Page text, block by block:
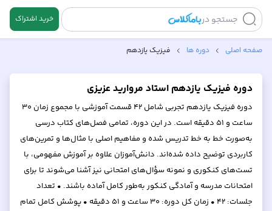
جستجو در خرید اشتراک
صفحه اصلی دوره ها فیزیک یازدهم
دوره فیزیک یازدهم استاد مروارید عزیزی
دوره فیزیک یازدهم تجربی شامل ۴۲ قسمت آموزشی با مجموع زمان ۳۰
ساعت و ۵۱ دقیقه است. در این دوره، تمامی فصل‌های کتاب درسی
به‌صورت خط به خط تدریس شده و مفاهیم اصلی با مثال‌ها و تمرین‌های
کاربردی توضیح داده شده‌اند. دانش‌آموزان علاوه بر آموزش مفهومی، با
تست‌های کنکوری و نمونه سؤال‌های امتحانی نیز آشنا می‌شوند تا برای
امتحانات مدرسه و آمادگی کنکور به‌طور کامل آماده باشند. • تعداد
جلسات: ۴۲ • زمان کل دوره: ۳۰ ساعت و ۵۱ دقیقه • پوشش کامل تمام